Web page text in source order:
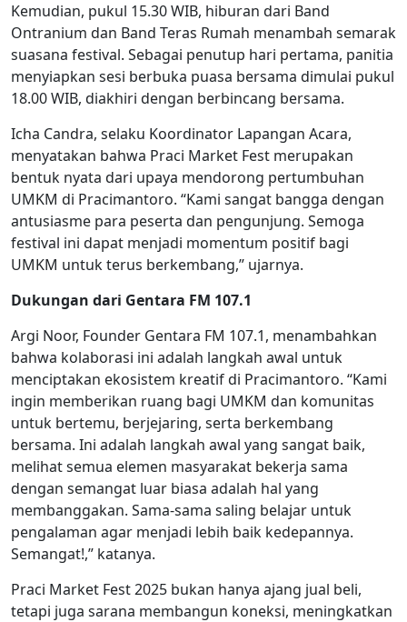
Kemudian, pukul 15.30 WIB, hiburan dari Band
Ontranium dan Band Teras Rumah menambah semarak
suasana festival. Sebagai penutup hari pertama, panitia
menyiapkan sesi berbuka puasa bersama dimulai pukul
18.00 WIB, diakhiri dengan berbincang bersama.
Icha Candra, selaku Koordinator Lapangan Acara,
menyatakan bahwa Praci Market Fest merupakan
bentuk nyata dari upaya mendorong pertumbuhan
UMKM di Pracimantoro. “Kami sangat bangga dengan
antusiasme para peserta dan pengunjung. Semoga
festival ini dapat menjadi momentum positif bagi
UMKM untuk terus berkembang,” ujarnya.
Dukungan dari Gentara FM 107.1
Argi Noor, Founder Gentara FM 107.1, menambahkan
bahwa kolaborasi ini adalah langkah awal untuk
menciptakan ekosistem kreatif di Pracimantoro. “Kami
ingin memberikan ruang bagi UMKM dan komunitas
untuk bertemu, berjejaring, serta berkembang
bersama. Ini adalah langkah awal yang sangat baik,
melihat semua elemen masyarakat bekerja sama
dengan semangat luar biasa adalah hal yang
membanggakan. Sama-sama saling belajar untuk
pengalaman agar menjadi lebih baik kedepannya.
Semangat!,” katanya.
Praci Market Fest 2025 bukan hanya ajang jual beli,
tetapi juga sarana membangun koneksi, meningkatkan